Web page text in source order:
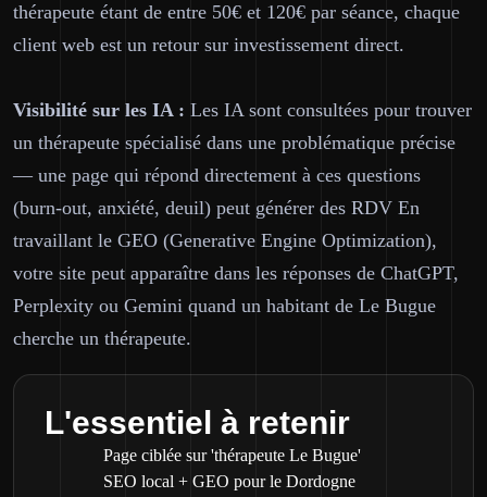
thérapeute étant de entre 50€ et 120€ par séance, chaque
client web est un retour sur investissement direct.
Visibilité sur les IA : Les IA sont consultées pour trouver
un thérapeute spécialisé dans une problématique précise
— une page qui répond directement à ces questions
(burn-out, anxiété, deuil) peut générer des RDV En
travaillant le GEO (Generative Engine Optimization),
votre site peut apparaître dans les réponses de ChatGPT,
Perplexity ou Gemini quand un habitant de Le Bugue
cherche un thérapeute.
L'essentiel à retenir
Page ciblée sur 'thérapeute Le Bugue'
SEO local + GEO pour le Dordogne